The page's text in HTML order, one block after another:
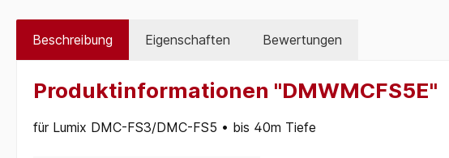
Beschreibung Eigenschaften Bewertungen
Produktinformationen "DMWMCFS5E"
für Lumix DMC-FS3/DMC-FS5 • bis 40m Tiefe